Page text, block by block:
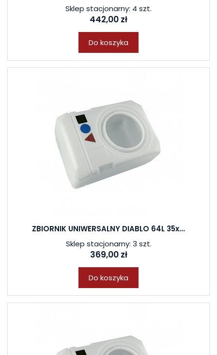
Sklep stacjonarny: 4 szt.
442,00 zł
Do koszyka
ZBIORNIK UNIWERSALNY DIABLO 64L 35x...
Sklep stacjonarny: 3 szt.
369,00 zł
Do koszyka